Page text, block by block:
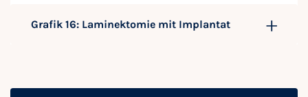
Grafik 16: Laminektomie mit Implantat